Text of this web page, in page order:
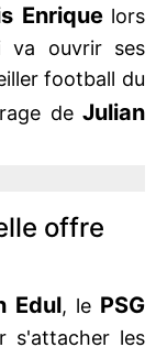
Enrique lors
va ouvrir ses
football du
de Julian
offre
Edul, le PSG
s'attacher les